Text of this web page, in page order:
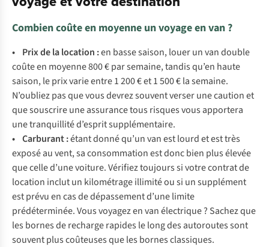
Combien coûte en moyenne un voyage en van ?
• Prix de la location :en basse saison, louer un van double
coûte en moyenne 800 € par semaine, tandis qu’en haute
saison, le prix varie entre 1 200 € et 1 500 € la semaine.
N’oubliez pas que vous devrez souvent verser une caution et
que souscrire une assurance tous risques vous apportera
une tranquillité d’esprit supplémentaire.
• Carburant:étant donné qu’un van est lourd et est très
exposé au vent, sa consommation est donc bien plus élevée
que celle d’une voiture. Vérifiez toujours si votre contrat de
location inclut un kilométrage illimité ou si un supplément
est prévu en cas de dépassement d’une limite
prédéterminée. Vous voyagez en van électrique ? Sachez que
les bornes de recharge rapides le long des autoroutes sont
souvent plus coûteuses que les bornes classiques.